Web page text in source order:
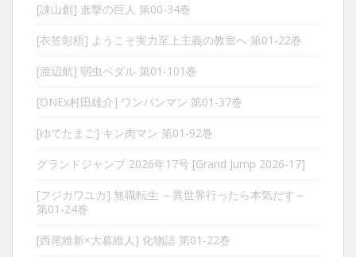
[諌山創] 進撃の巨人 第00-34巻
[衣笠彰梧] ようこそ実力至上主義の教室へ 第01-22巻
[渡辺航] 弱虫ペダル 第01-101巻
[ONEx村田雄介] ワンパンマン 第01-37巻
[ゆでたまご] キン肉マン 第01-92巻
グランドジャンプ 2026年17号 [Grand Jump 2026-17]
[フジカワユカ] 無職転生 ～異世界行ったら本気だす～
第01-24巻
[西尾維新×大暮維人] 化物語 第01-22巻